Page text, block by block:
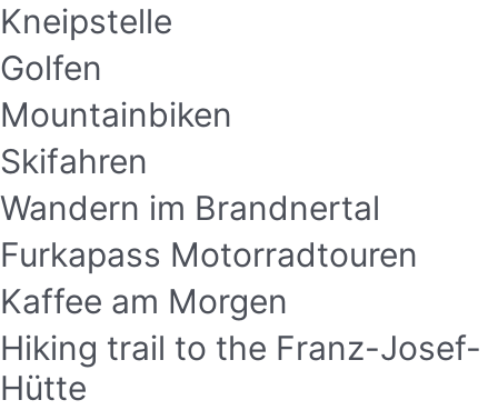
Kneipstelle
Golfen
Mountainbiken
Skifahren
Wandern im Brandnertal
Furkapass Motorradtouren
Kaffee am Morgen
Hiking trail to the Franz-Josef-
Hütte